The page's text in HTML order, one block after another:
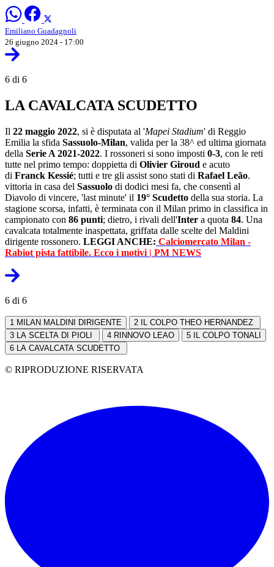
Emiliano Guadagnoli
26 giugno 2024 - 17:00
6 di 6
LA CAVALCATA SCUDETTO
Il 22 maggio 2022, si è disputata al 'Mapei Stadium' di Reggio
Emilia la sfida Sassuolo-Milan, valida per la 38^ ed ultima giornata
della Serie A 2021-2022. I rossoneri si sono imposti 0-3, con le reti
tutte nel primo tempo: doppietta di Olivier Giroud e acuto
di Franck Kessié; tutti e tre gli assist sono stati di Rafael Leão.
vittoria in casa del Sassuolo di dodici mesi fa, che consentì al
Diavolo di vincere, 'last minute' il 19° Scudetto della sua storia. La
stagione scorsa, infatti, è terminata con il Milan primo in classifica in
campionato con 86 punti; dietro, i rivali dell'Inter a quota 84. Una
cavalcata totalmente inaspettata, griffata dalle scelte del Maldini
dirigente rossonero. LEGGI ANCHE: Calciomercato Milan -
Rabiot pista fattibile. Ecco i motivi | PM NEWS
6 di 6
1 MILAN MALDINI DIRIGENTE 2 IL COLPO THEO HERNANDEZ
3 LA SCELTA DI PIOLI 4 RINNOVO LEAO 5 IL COLPO TONALI
6 LA CAVALCATA SCUDETTO
© RIPRODUZIONE RISERVATA